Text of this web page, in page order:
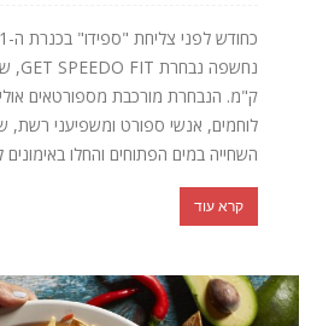
ק"מ. הנבחרת מורכבת מספורטאים
לוחמים, אנשי ספורט ומשפיעני רשת,
השחייה במים הפתוחים והחלו
קרא עוד